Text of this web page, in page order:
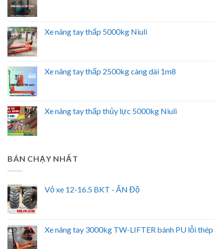
Xe nâng tay thấp 5000kg Niuli
Xe nâng tay thấp 2500kg càng dài 1m8
Xe nâng tay thấp thủy lực 5000kg Niuli
BÁN CHẠY NHẤT
Vỏ xe 12-16.5 BKT - ẤN Độ
Xe nâng tay 3000kg TW-LIFTER bánh PU lỗi thép